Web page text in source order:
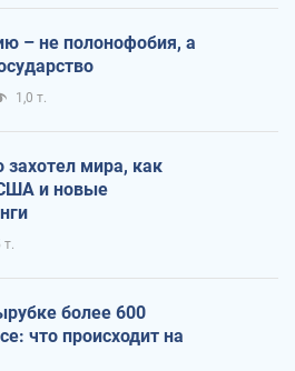
– не полонофобия, а
1,0 т.
мира, как
и новые
более 600
что происходит на